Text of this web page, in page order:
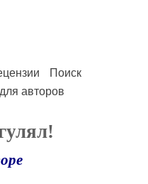
Поиск
авторов